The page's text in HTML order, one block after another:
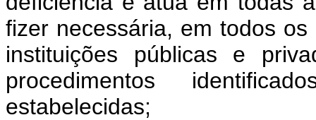
fizer necessária, em todos
instituições públicas e
procedimentos
estabelecidas;